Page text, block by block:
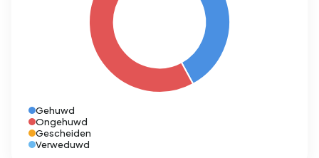
Gehuwd
Ongehuwd
Gescheiden
Verweduwd